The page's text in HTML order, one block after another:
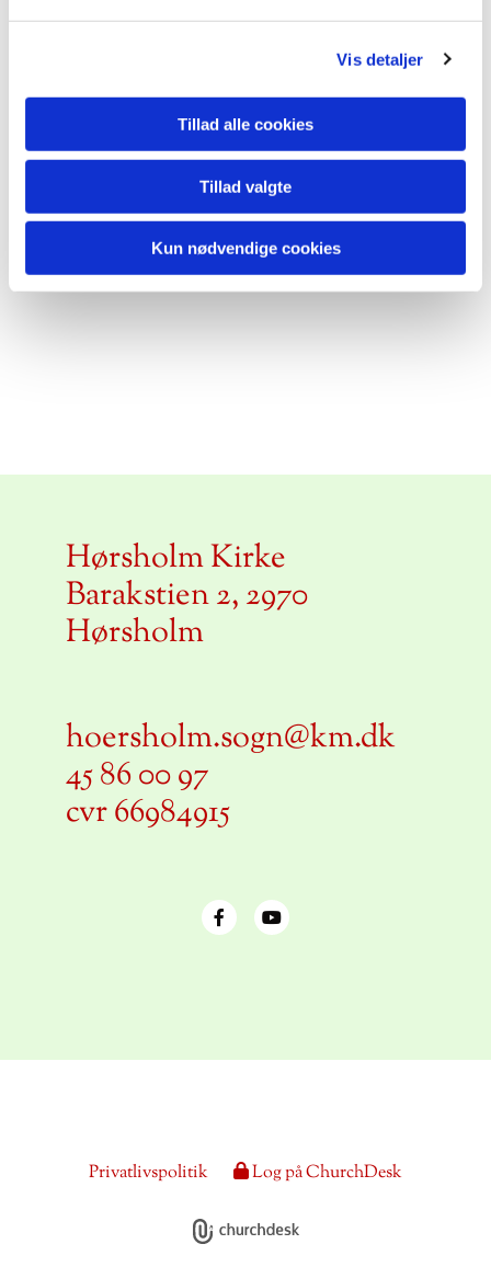
Vis detaljer
Tillad alle cookies
Tillad valgte
Kun nødvendige cookies
Hørsholm Kirke
Barakstien 2, 2970
Hørsholm
hoersholm.sogn@km.dk
45 86 00 97
cvr 66984915
Privatlivspolitik Log på ChurchDesk